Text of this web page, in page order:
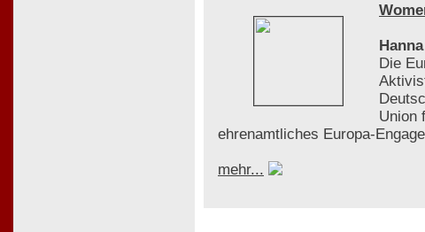
Die
Union
ehrenamtliches Europa-
mehr...